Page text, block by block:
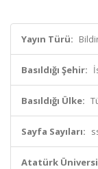
Yayın Türü:
Basıldığı Şehir:
Basıldığı Ülke:
Sayfa Sayıları:
Atatürk